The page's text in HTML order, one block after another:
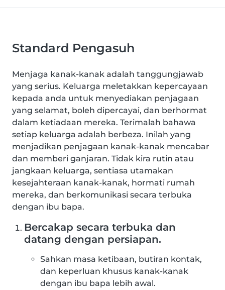
Standard Pengasuh
Menjaga kanak-kanak adalah tanggungjawab
yang serius. Keluarga meletakkan kepercayaan
kepada anda untuk menyediakan penjagaan
yang selamat, boleh dipercayai, dan berhormat
dalam ketiadaan mereka. Terimalah bahawa
setiap keluarga adalah berbeza. Inilah yang
menjadikan penjagaan kanak-kanak mencabar
dan memberi ganjaran. Tidak kira rutin atau
jangkaan keluarga, sentiasa utamakan
kesejahteraan kanak-kanak, hormati rumah
mereka, dan berkomunikasi secara terbuka
dengan ibu bapa.
Bercakap secara terbuka dan
datang dengan persiapan.
Sahkan masa ketibaan, butiran kontak,
dan keperluan khusus kanak-kanak
dengan ibu bapa lebih awal.